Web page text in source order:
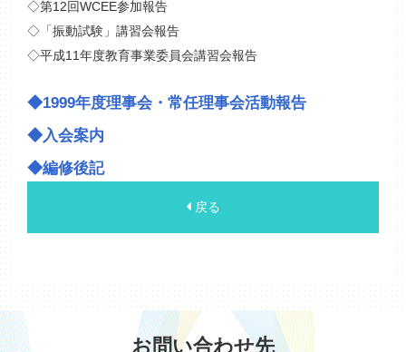
◇第12回WCEE参加報告
◇ 「振動試験」講習会報告
◇平成11年度教育事業委員会講習会報告
◆1999年度理事会・常任理事会活動報告
◆入会案内
◆編修後記
戻る
お問い合わせ先